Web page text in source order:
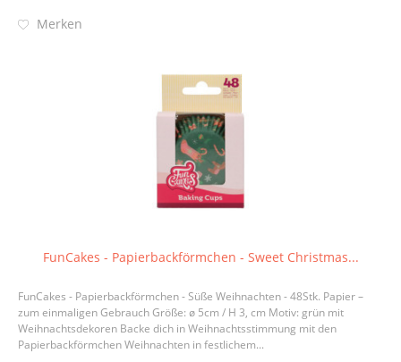
Merken
FunCakes - Papierbackförmchen - Sweet Christmas...
FunCakes - Papierbackförmchen - Süße Weihnachten - 48Stk. Papier –
zum einmaligen Gebrauch Größe: ø 5cm / H 3, cm Motiv: grün mit
Weihnachtsdekoren Backe dich in Weihnachtsstimmung mit den
Papierbackförmchen Weihnachten in festlichem...